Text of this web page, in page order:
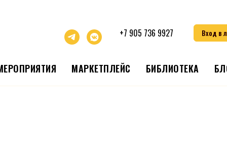
+7 905 736 9927 Вход в
МАРКЕТПЛЕЙС БИБЛИОТЕКА